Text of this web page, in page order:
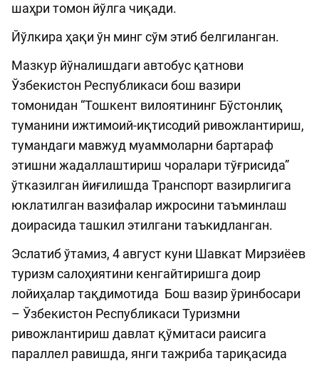
шаҳри томон йўлга чиқади.
Йўлкира ҳақи ўн минг сўм этиб белгиланган.
Мазкур йўналишдаги автобус қатнови
Ўзбекистон Республикаси бош вазири
томонидан “Тошкент вилоятининг Бўстонлиқ
туманини ижтимоий-иқтисодий ривожлантириш,
тумандаги мавжуд муаммоларни бартараф
этишни жадаллаштириш чоралари тўғрисида”
ўтказилган йиғилишда Транспорт вазирлигига
юклатилган вазифалар ижросини таъминлаш
доирасида ташкил этилгани таъкидланган.
Эслатиб ўтамиз, 4 август куни Шавкат Мирзиёев
туризм салоҳиятини кенгайтиришга доир
лойиҳалар тақдимотида Бош вазир ўринбосари
– Ўзбекистон Республикаси Туризмни
ривожлантириш давлат қўмитаси раисига
параллел равишда, янги тажриба тариқасида